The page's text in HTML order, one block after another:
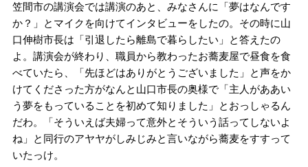
笠間市の講演会では講演のあと、みなさんに「夢はなんです
か？」とマイクを向けてインタビューをしたの。その時に山
口伸樹市長は「引退したら離島で暮らしたい」と答えたの
よ。講演会が終わり、職員から教わったお蕎麦屋で昼食を食
べていたら、「先ほどはありがとうございました」と声をか
けてくださった方がなんと山口市長の奥様で「主人がああい
う夢をもっていることを初めて知りました」とおっしゃるん
だわ。「そういえば夫婦って意外とそういう話ってしないよ
ね」と同行のアヤヤがしみじみと言いながら蕎麦をすすって
いたっけ。